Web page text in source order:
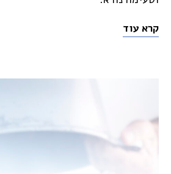
קרא עוד